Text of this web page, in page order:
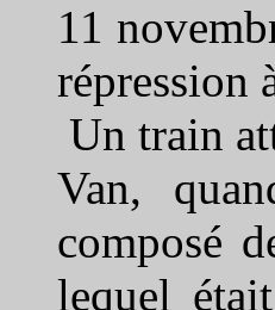
11
répression
Un train
Van,
composé
lequel